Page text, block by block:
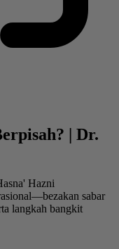
| Dr.
Hazni
sabar
langkah bangkit